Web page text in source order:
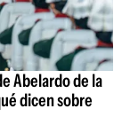
Abelardo de la
dicen sobre